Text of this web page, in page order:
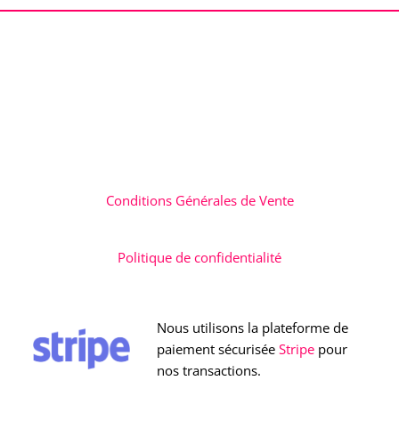
Conditions Générales de Vente
Politique de confidentialité
Nous utilisons la plateforme de
paiement sécuriséeStripe pour
nos transactions.